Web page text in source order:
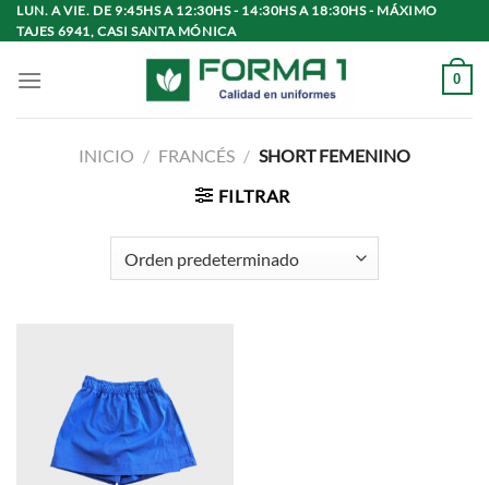
Saltar
al
LUN. A VIE. DE 9:45HS A 12:30HS - 14:30HS A 18:30HS - MÁXIMO
TAJES 6941, CASI SANTA MÓNICA
0
INICIO / FRANCÉS / SHORT FEMENINO
FILTRAR